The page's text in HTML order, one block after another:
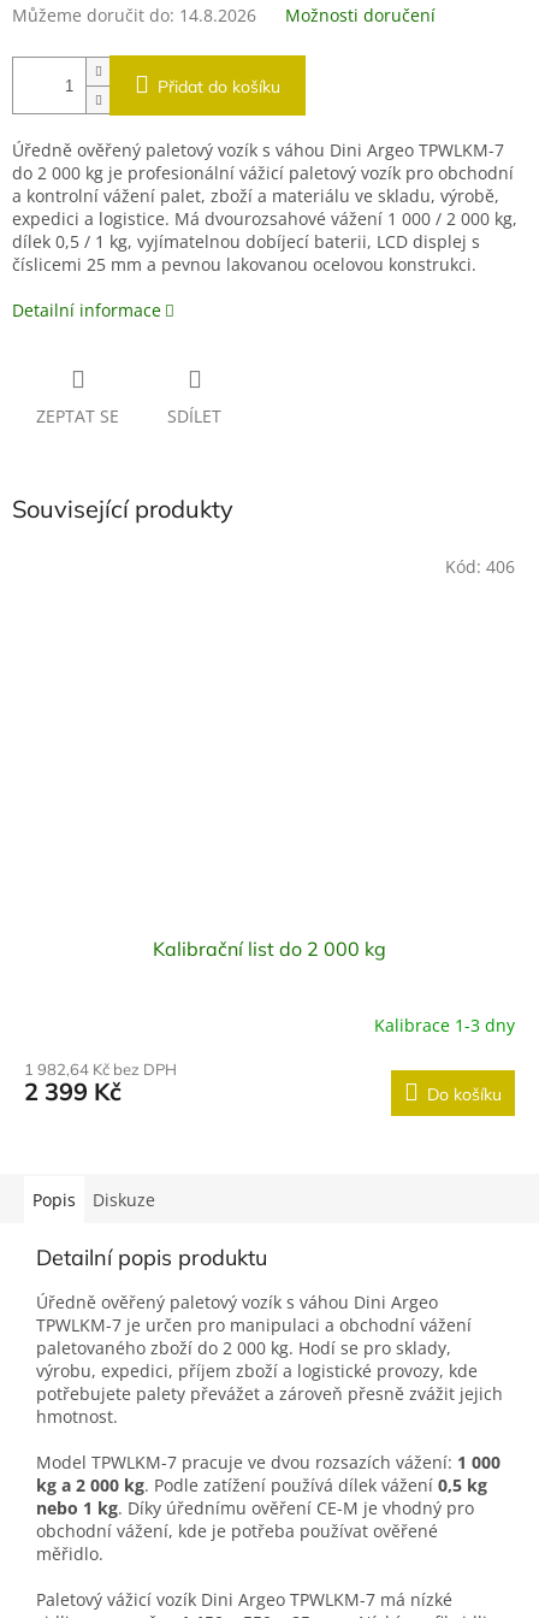
Můžeme doručit do: 14.8.2026 Možnosti doručení
Přidat do košíku
Úředně ověřený paletový vozík s váhou Dini Argeo TPWLKM-7
do 2 000 kg je profesionální vážicí paletový vozík pro obchodní
a kontrolní vážení palet, zboží a materiálu ve skladu, výrobě,
expedici a logistice. Má dvourozsahové vážení 1 000 / 2 000 kg,
dílek 0,5 / 1 kg, vyjímatelnou dobíjecí baterii, LCD displej s
číslicemi 25 mm a pevnou lakovanou ocelovou konstrukci.
Detailní informace
ZEPTAT SE SDÍLET
Související produkty
Kalibrační list do 2 000 kg
Kalibrace 1-3 dny
1 982,64 Kč bez DPH
2 399 Kč Do košíku
Kód: 406
Popis Diskuze
Detailní popis produktu
Úředně ověřený paletový vozík s váhou Dini Argeo
TPWLKM-7 je určen pro manipulaci a obchodní vážení
paletovaného zboží do 2 000 kg. Hodí se pro sklady,
výrobu, expedici, příjem zboží a logistické provozy, kde
potřebujete palety převážet a zároveň přesně zvážit jejich
hmotnost.
Model TPWLKM-7 pracuje ve dvou rozsazích vážení: 1 000
kg a 2 000 kg. Podle zatížení používá dílek vážení 0,5 kg
nebo 1 kg. Díky úřednímu ověření CE-M je vhodný pro
obchodní vážení, kde je potřeba používat ověřené
měřidlo.
Paletový vážicí vozík Dini Argeo TPWLKM-7 má nízké